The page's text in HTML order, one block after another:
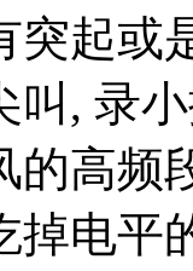
突起或
叫, 录
的高频
掉电平